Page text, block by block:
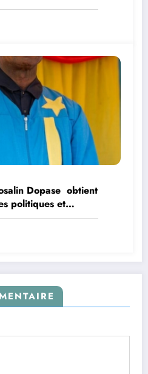
du paludisme
urbano-rurale
Dopase obtient
politiques et
CEPROMAD